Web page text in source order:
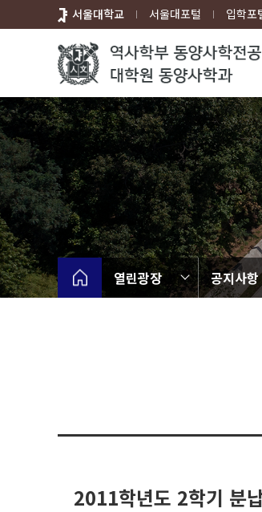
로
뉴
서울대학교 서울대포털 입학포
열린광장 공지사항
2011학년도 2학기 분